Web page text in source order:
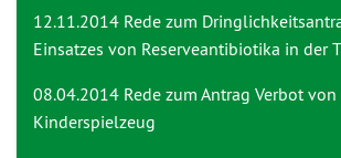
12.11.2014 Rede zum
Einsatzes von Reserveantibiotika in der
08.04.2014 Rede zum Antrag Verbot von
Kinderspielzeug